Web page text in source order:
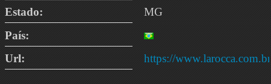
Estado:
MG
País:
Url:
https://